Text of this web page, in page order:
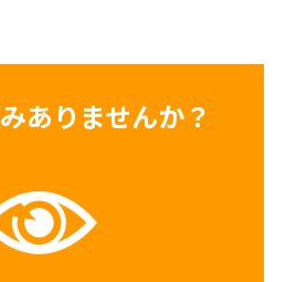
ありませんか？